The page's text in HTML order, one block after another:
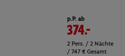
p.P. ab
374.-
2 Pers. / 2 Nächte
/ 747 € Gesamt